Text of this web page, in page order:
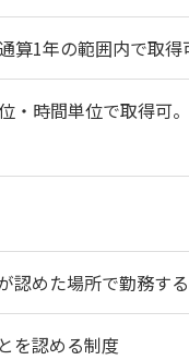
算1年の範囲内で取
時間単位で取得可。
認めた場所で勤務す
を認める制度